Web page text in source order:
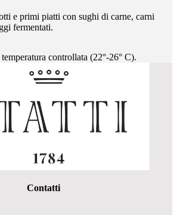
e primi piatti con sughi di carne, carni
fermentati.
controllata (22°-26° C).
Contatti